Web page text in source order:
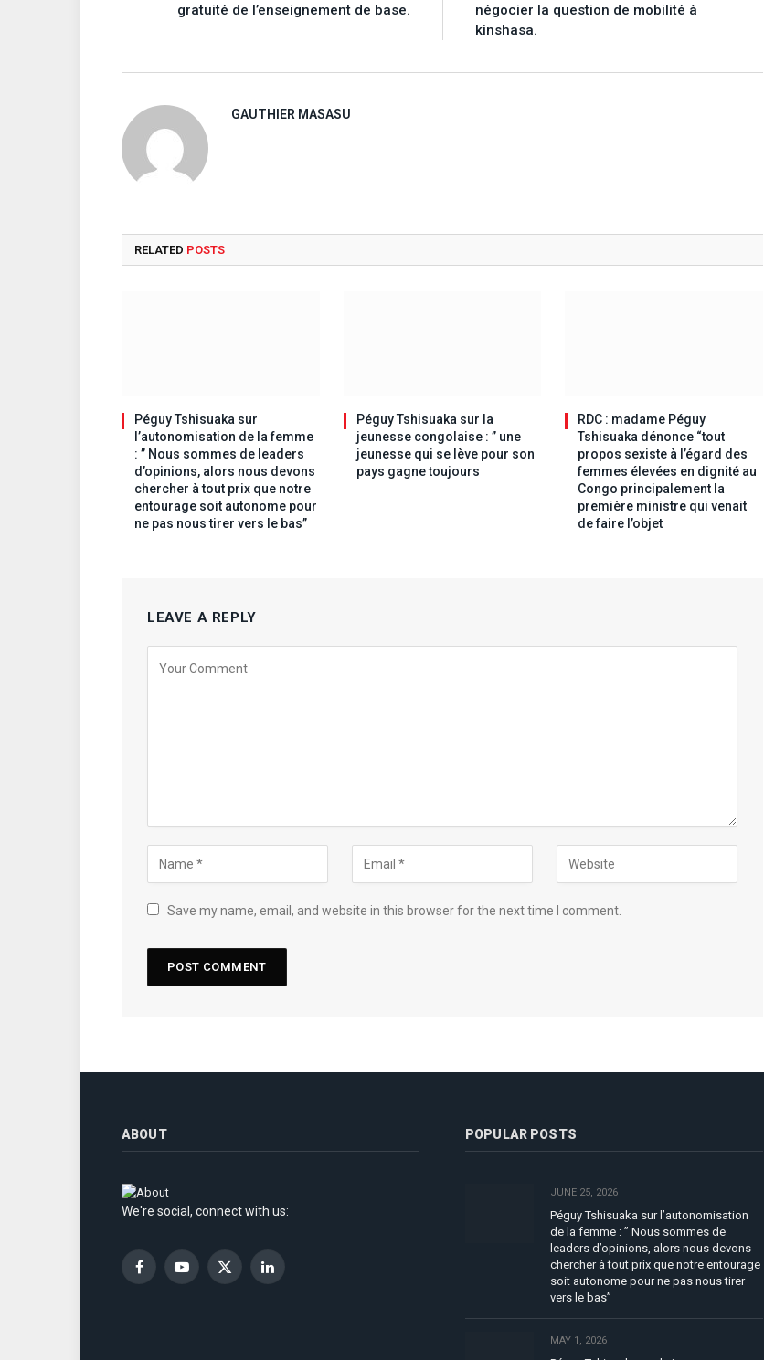
gratuité de l’enseignement de base.
négocier la question de mobilité à
kinshasa.
GAUTHIER MASASU
RELATED POSTS
Péguy Tshisuaka sur
l’autonomisation de la femme
: ” Nous sommes de leaders
d’opinions, alors nous devons
chercher à tout prix que notre
entourage soit autonome pour
ne pas nous tirer vers le bas”
Péguy Tshisuaka sur la
jeunesse congolaise : ” une
jeunesse qui se lève pour son
pays gagne toujours
RDC : madame Péguy
Tshisuaka dénonce “tout
propos sexiste à l’égard des
femmes élevées en dignité au
Congo principalement la
première ministre qui venait
de faire l’objet
LEAVE A REPLY
Save my name, email, and website in this browser for the next time I comment.
ABOUT
We're social, connect with us:
FacebookYouTubeX
LinkedIn
POPULAR POSTS
JUNE 25, 2026
Péguy Tshisuaka sur l’autonomisation
de la femme : ” Nous sommes de
leaders d’opinions, alors nous devons
chercher à tout prix que notre entourage
soit autonome pour ne pas nous tirer
vers le bas”
MAY 1, 2026